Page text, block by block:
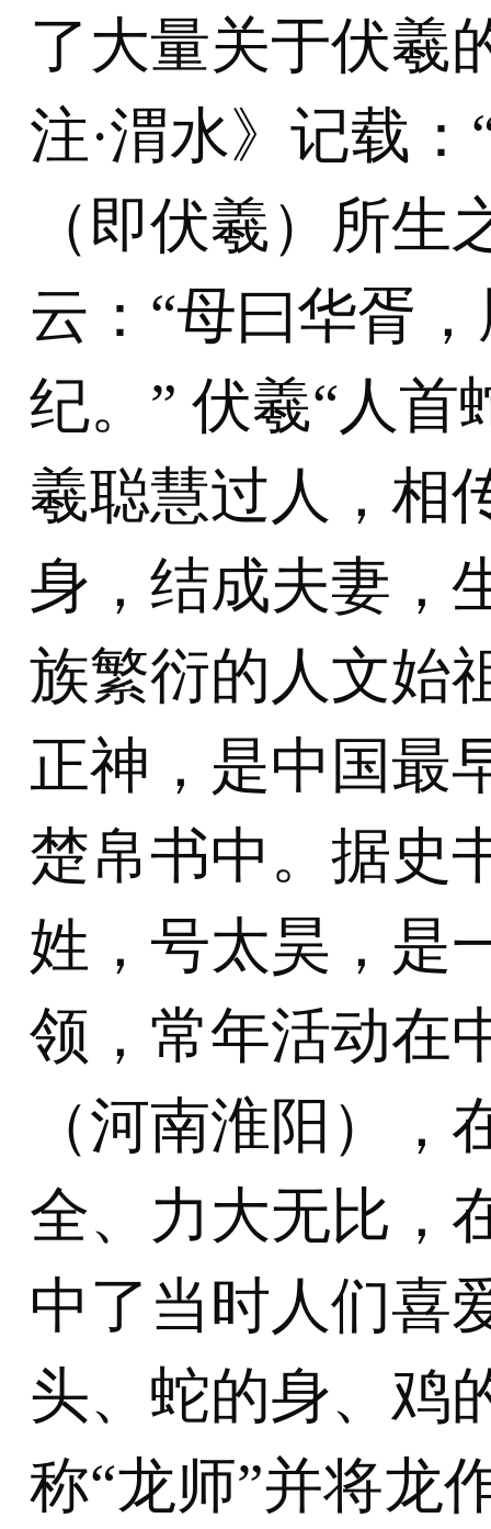
了大量关于伏羲
注·渭水》记载
（即伏羲）所
云：“母曰华胥
纪。” 伏羲“人首
羲聪慧过人，相
身，结成夫妻，
族繁衍的人文始
正神，是中国最
楚帛书中。据史
姓，号太昊，是
领，常年活动在
（河南淮阳）
全、力大无比，
中了当时人们喜
头、蛇的身、鸡
称“龙师”并将